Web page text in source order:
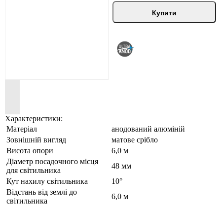
Купити
Характеристики:
Матеріал
анодований алюміній
Зовнішній вигляд
матове срібло
Висота опори
6,0 м
Діаметр посадочного місця
для світильника
48 мм
Кут нахилу світильника
10°
Відстань від землі до
світильника
6,0 м